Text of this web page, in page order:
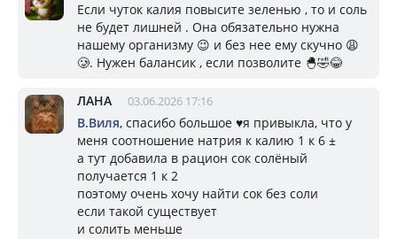
Если чуток калия повысите зеленью , то и соль
не будет лишней . Она обязательно нужна
нашему организму 😉 и без нее ему скучно 😩
🥲. Нужен балансик , если позволите 🐣🤣😂
ЛАНА 03.06.2026 17:16
В.Виля, спасибо большое ♥️я привыкла, что у
меня соотношение натрия к калию 1 к 6 ±
а тут добавила в рацион сок солёный
получается 1 к 2
поэтому очень хочу найти сок без соли
если такой существует
и солить меньше